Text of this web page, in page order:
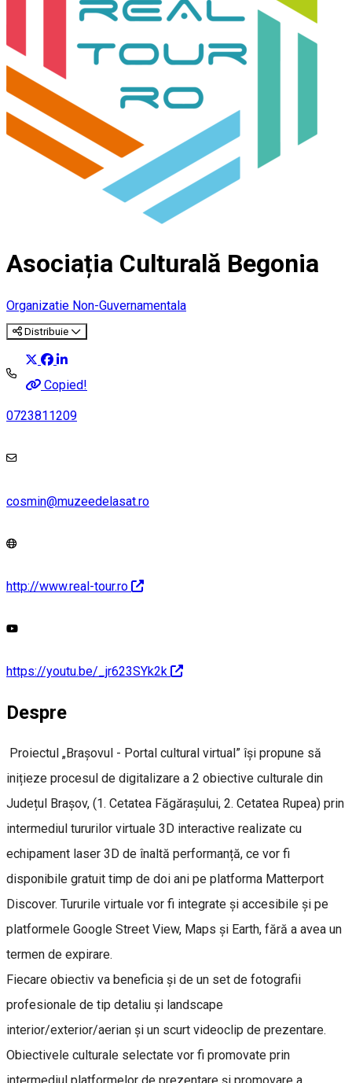
Asociația Culturală Begonia
Organizatie Non-Guvernamentala
Distribuie
Copied!
0723811209
cosmin@muzeedelasat.ro
http://www.real-tour.ro
https://youtu.be/_jr623SYk2k
Despre
Proiectul „Brașovul - Portal cultural virtual” își propune să
inițieze procesul de digitalizare a 2 obiective culturale din
Județul Brașov, (1. Cetatea Făgărașului, 2. Cetatea Rupea) prin
intermediul tururilor virtuale 3D interactive realizate cu
echipament laser 3D de înaltă performanță, ce vor fi
disponibile gratuit timp de doi ani pe platforma Matterport
Discover. Tururile virtuale vor fi integrate și accesibile și pe
platformele Google Street View, Maps și Earth, fără a avea un
termen de expirare.
Fiecare obiectiv va beneficia și de un set de fotografii
profesionale de tip detaliu și landscape
interior/exterior/aerian și un scurt videoclip de prezentare.
Obiectivele culturale selectate vor fi promovate prin